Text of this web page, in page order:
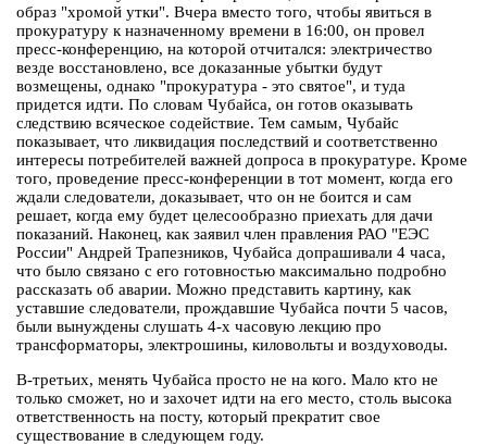
образ "хромой утки". Вчера вместо того, чтобы явиться в
прокуратуру к назначенному времени в 16:00, он провел
пресс-конференцию, на которой отчитался: электричество
везде восстановлено, все доказанные убытки будут
возмещены, однако "прокуратура - это святое", и туда
придется идти. По словам Чубайса, он готов оказывать
следствию всяческое содействие. Тем самым, Чубайс
показывает, что ликвидация последствий и соответственно
интересы потребителей важней допроса в прокуратуре. Кроме
того, проведение пресс-конференции в тот момент, когда его
ждали следователи, доказывает, что он не боится и сам
решает, когда ему будет целесообразно приехать для дачи
показаний. Наконец, как заявил член правления РАО "ЕЭС
России" Андрей Трапезников, Чубайса допрашивали 4 часа,
что было связано с его готовностью максимально подробно
рассказать об аварии. Можно представить картину, как
уставшие следователи, прождавшие Чубайса почти 5 часов,
были вынуждены слушать 4-х часовую лекцию про
трансформаторы, электрошины, киловольты и воздуховоды.
В-третьих, менять Чубайса просто не на кого. Мало кто не
только сможет, но и захочет идти на его место, столь высока
ответственность на посту, который прекратит свое
существование в следующем году.